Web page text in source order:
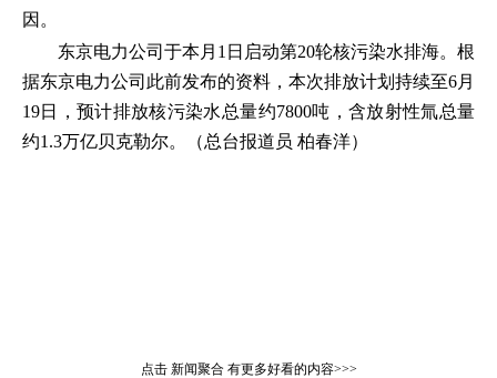
因。
东京电力公司于本月1日启动第20轮核污染水排海。根
据东京电力公司此前发布的资料，本次排放计划持续至6月
19日，预计排放核污染水总量约7800吨，含放射性氚总量
约1.3万亿贝克勒尔。（总台报道员 柏春洋）
点击 新闻聚合有更多好看的内容>>>